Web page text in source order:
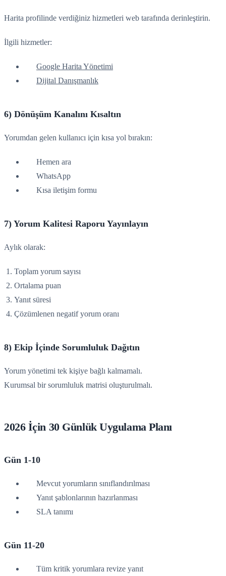
Harita profilinde verdiğiniz hizmetleri web tarafında derinleştirin.
İlgili hizmetler:
Google Harita Yönetimi
Dijital Danışmanlık
6) Dönüşüm Kanalını Kısaltın
Yorumdan gelen kullanıcı için kısa yol bırakın:
Hemen ara
WhatsApp
Kısa iletişim formu
7) Yorum Kalitesi Raporu Yayınlayın
Aylık olarak:
Toplam yorum sayısı
Ortalama puan
Yanıt süresi
Çözümlenen negatif yorum oranı
8) Ekip İçinde Sorumluluk Dağıtın
Yorum yönetimi tek kişiye bağlı kalmamalı.
Kurumsal bir sorumluluk matrisi oluşturulmalı.
2026 İçin 30 Günlük Uygulama Planı
Gün 1-10
Mevcut yorumların sınıflandırılması
Yanıt şablonlarının hazırlanması
SLA tanımı
Gün 11-20
Tüm kritik yorumlara revize yanıt